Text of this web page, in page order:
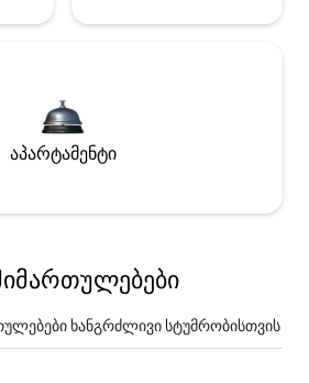
აპარტამენტი
ხანგრძლივი სტუმრობისთვის